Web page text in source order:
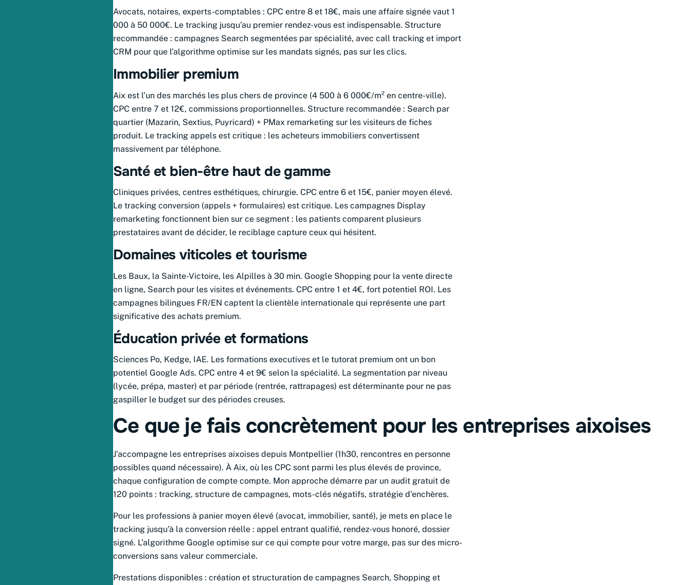
Avocats, notaires, experts-comptables : CPC entre 8 et 18€, mais une affaire signée vaut 1
000 à 50 000€. Le tracking jusqu’au premier rendez-vous est indispensable. Structure
recommandée : campagnes Search segmentées par spécialité, avec call tracking et import
CRM pour que l’algorithme optimise sur les mandats signés, pas sur les clics.
Immobilier premium
Aix est l’un des marchés les plus chers de province (4 500 à 6 000€/m² en centre-ville).
CPC entre 7 et 12€, commissions proportionnelles. Structure recommandée : Search par
quartier (Mazarin, Sextius, Puyricard) + PMax remarketing sur les visiteurs de fiches
produit. Le tracking appels est critique : les acheteurs immobiliers convertissent
massivement par téléphone.
Santé et bien-être haut de gamme
Cliniques privées, centres esthétiques, chirurgie. CPC entre 6 et 15€, panier moyen élevé.
Le tracking conversion (appels + formulaires) est critique. Les campagnes Display
remarketing fonctionnent bien sur ce segment : les patients comparent plusieurs
prestataires avant de décider, le reciblage capture ceux qui hésitent.
Domaines viticoles et tourisme
Les Baux, la Sainte-Victoire, les Alpilles à 30 min. Google Shopping pour la vente directe
en ligne, Search pour les visites et événements. CPC entre 1 et 4€, fort potentiel ROI. Les
campagnes bilingues FR/EN captent la clientèle internationale qui représente une part
significative des achats premium.
Éducation privée et formations
Sciences Po, Kedge, IAE. Les formations executives et le tutorat premium ont un bon
potentiel Google Ads. CPC entre 4 et 9€ selon la spécialité. La segmentation par niveau
(lycée, prépa, master) et par période (rentrée, rattrapages) est déterminante pour ne pas
gaspiller le budget sur des périodes creuses.
Ce que je fais concrètement pour les entreprises aixoises
J’accompagne les entreprises aixoises depuis Montpellier (1h30, rencontres en personne
possibles quand nécessaire). À Aix, où les CPC sont parmi les plus élevés de province,
chaque configuration de compte compte. Mon approche démarre par un audit gratuit de
120 points : tracking, structure de campagnes, mots-clés négatifs, stratégie d’enchères.
Pour les professions à panier moyen élevé (avocat, immobilier, santé), je mets en place le
tracking jusqu’à la conversion réelle : appel entrant qualifié, rendez-vous honoré, dossier
signé. L’algorithme Google optimise sur ce qui compte pour votre marge, pas sur des micro-
conversions sans valeur commerciale.
Prestations disponibles : création et structuration de campagnes Search, Shopping et